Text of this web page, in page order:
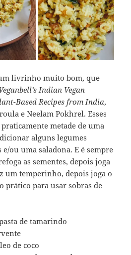
livrinho muito bom, que
Indian Vegan
Based Recipes from India,
e Neelam Pokhrel. Esses
metade de uma
alguns legumes
e/ou uma saladona. E é sempre
as sementes, depois joga
um temperinho, depois joga o
prático para usar sobras de
de tamarindo
de coco